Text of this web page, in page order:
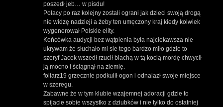
poszedł jeb… w pisdu!
Polacy po raz kolejny zostali ograni jak dzieci swoją drogą
nie widzę nadzieji a żeby ten umęczony kraj kiedy kolwiek
wygenerował Polskie elity.
Końcówka audycji bez wątpienia była najciekawsza nie
ukrywam że słuchało mi sie tego bardzo miło gdzie to
szeryf Jacek wszedł rzucił blachą w tą kocią mordę chwycił
ją mocno i ściągnął na ziemię.
foliarz19 grzecznie podkulił ogon i odnalazł swoje miejsce
w szeregu.
Zabawne że w tym klubie wzajemnej adoracji gdzie to
spijacie sobie wszystko z dziubków i nie tylko do ostatniej